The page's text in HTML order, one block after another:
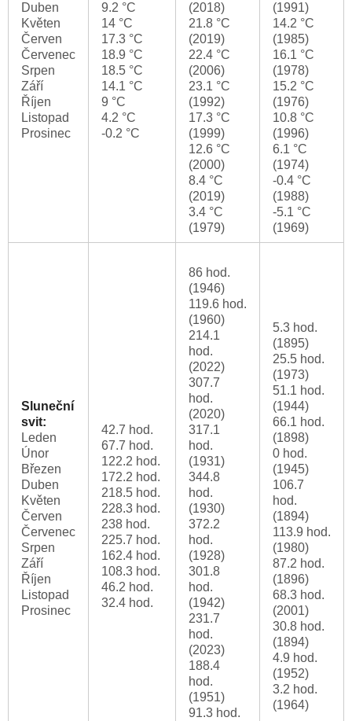
Duben
Květen
Červen
Červenec
Srpen
Září
Říjen
Listopad
Prosinec
9.2 °C
14 °C
17.3 °C
18.9 °C
18.5 °C
14.1 °C
9 °C
4.2 °C
-0.2 °C
(2018)
21.8 °C
(2019)
22.4 °C
(2006)
23.1 °C
(1992)
17.3 °C
(1999)
12.6 °C
(2000)
8.4 °C
(2019)
3.4 °C
(1979)
(1991)
14.2 °C
(1985)
16.1 °C
(1978)
15.2 °C
(1976)
10.8 °C
(1996)
6.1 °C
(1974)
-0.4 °C
(1988)
-5.1 °C
(1969)
Sluneční
svit:
Leden
Únor
Březen
Duben
Květen
Červen
Červenec
Srpen
Září
Říjen
Listopad
Prosinec
42.7 hod.
67.7 hod.
122.2 hod.
172.2 hod.
218.5 hod.
228.3 hod.
238 hod.
225.7 hod.
162.4 hod.
108.3 hod.
46.2 hod.
32.4 hod.
86 hod.
(1946)
119.6 hod.
(1960)
214.1
hod.
(2022)
307.7
hod.
(2020)
317.1
hod.
(1931)
344.8
hod.
(1930)
372.2
hod.
(1928)
301.8
hod.
(1942)
231.7
hod.
(2023)
188.4
hod.
(1951)
91.3 hod.
5.3 hod.
(1895)
25.5 hod.
(1973)
51.1 hod.
(1944)
66.1 hod.
(1898)
0 hod.
(1945)
106.7
hod.
(1894)
113.9 hod.
(1980)
87.2 hod.
(1896)
68.3 hod.
(2001)
30.8 hod.
(1894)
4.9 hod.
(1952)
3.2 hod.
(1964)